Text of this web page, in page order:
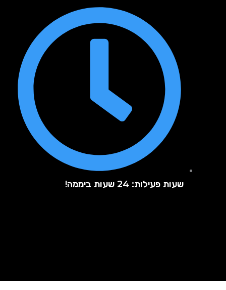
שעות פעילות: 24 שעות ביממה!